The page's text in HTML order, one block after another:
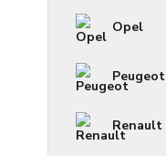
Opel
Peugeot
Renault